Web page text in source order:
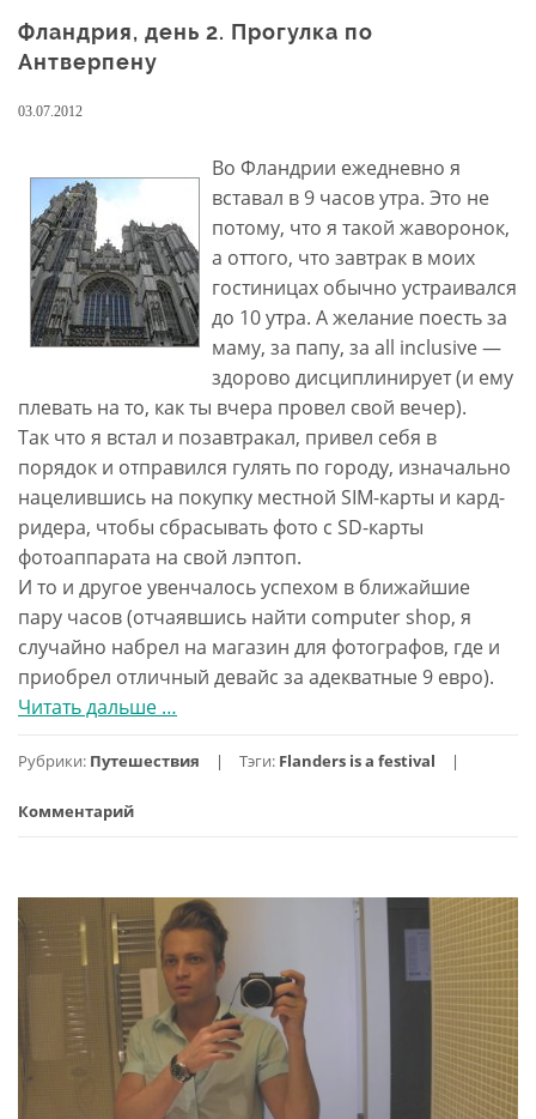
Фландрия, день 2. Прогулка по
Антверпену
03.07.2012
Во Фландрии ежедневно я
вставал в 9 часов утра. Это не
потому, что я такой жаворонок,
а оттого, что завтрак в моих
гостиницах обычно устраивался
до 10 утра. А желание поесть за
маму, за папу, за all inclusive —
здорово дисциплинирует (и ему
плевать на то, как ты вчера провел свой вечер).
Так что я встал и позавтракал, привел себя в
порядок и отправился гулять по городу, изначально
нацелившись на покупку местной SIM-карты и кард-
ридера, чтобы сбрасывать фото с SD-карты
фотоаппарата на свой лэптоп.
И то и другое увенчалось успехом в ближайшие
пару часов (отчаявшись найти computer shop, я
случайно набрел на магазин для фотографов, где и
приобрел отличный девайс за адекватные 9 евро).
Читать дальше проФландрия,
2.
…
Рубрики: Путешествия Тэги: Flanders is a festival
Комментарий